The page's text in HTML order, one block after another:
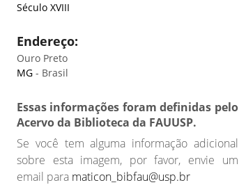
Século XVIII
Endereço:
Ouro Preto
MG - Brasil
Essas informações foram definidas pelo
Acervo da Biblioteca da FAUUSP.
Se você tem alguma informação adicional
sobre esta imagem, por favor, envie um
email para maticon_bibfau@usp.br